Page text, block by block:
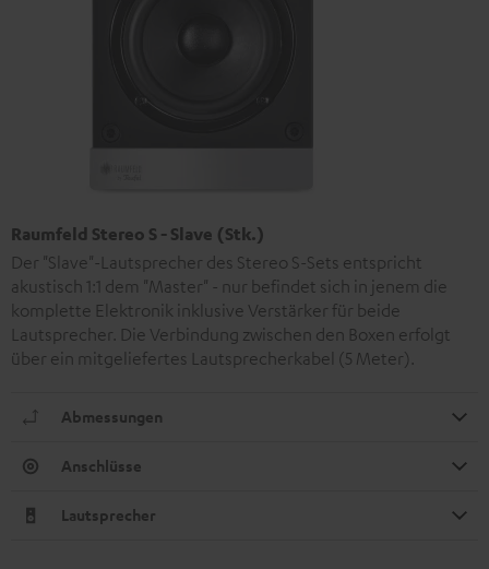
Raumfeld Stereo S - Slave (Stk.)
Der "Slave"-Lautsprecher des Stereo S-Sets entspricht
akustisch 1:1 dem "Master" - nur befindet sich in jenem die
komplette Elektronik inklusive Verstärker für beide
Lautsprecher. Die Verbindung zwischen den Boxen erfolgt
über ein mitgeliefertes Lautsprecherkabel (5 Meter).
Abmessungen
Anschlüsse
Lautsprecher